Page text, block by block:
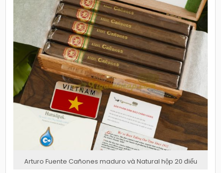
Arturo Fuente Cañones maduro và Natural hộp 20 điếu